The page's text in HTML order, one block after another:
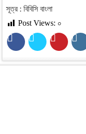
সূত্র : বিবিসি বাংলা
Post Views: ০